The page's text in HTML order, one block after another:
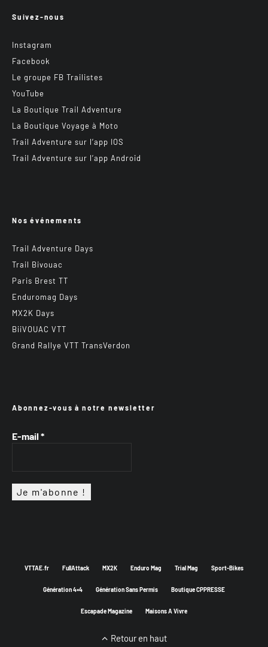
Suivez-nous
Instagram
Facebook
Le groupe FB Trailistes
YouTube
La Boutique Trail Adventure
La Boutique Voyage à Moto
Trail Adventure sur l’app IOS
Trail Adventure sur l’app Android
Nos événements
Trail Adventure Days
Trail Bivouac
Paris Brest TT
Enduromag Days
MX2K Days
BiiVOUAC VTT
Grand Rallye VTT TransVerdon
Abonnez-vous à notre newsletter
E-mail *
VTTAE.fr FullAttack MX2K Enduro Mag Trial Mag Sport-Bikes
Génération 4×4 Génération Sans Permis Boutique CPPRESSE
Escapade Magazine Maisons A Vivre
Retour en haut